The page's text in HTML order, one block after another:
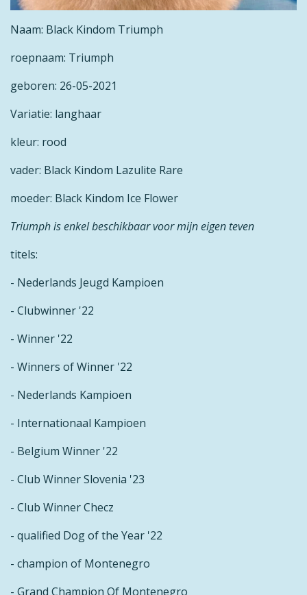
Naam: Black Kindom Triumph
roepnaam: Triumph
geboren: 26-05-2021
Variatie: langhaar
kleur: rood
vader: Black Kindom Lazulite Rare
moeder: Black Kindom Ice Flower
Triumph is enkel beschikbaar voor mijn eigen teven
titels:
- Nederlands Jeugd Kampioen
- Clubwinner '22
- Winner '22
- Winners of Winner '22
- Nederlands Kampioen
- Internationaal Kampioen
- Belgium Winner '22
- Club Winner Slovenia '23
- Club Winner Checz
- qualified Dog of the Year '22
- champion of Montenegro
- Grand Champion Of Montenegro